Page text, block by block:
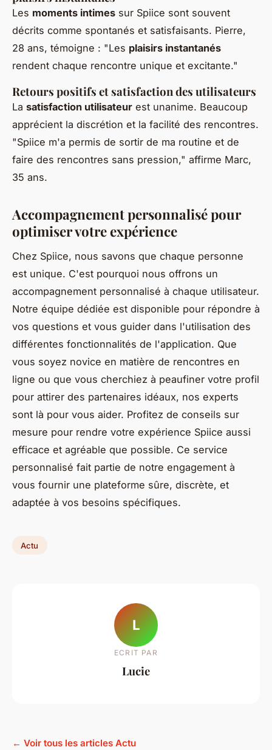
Les moments intimes sur Spiice sont souvent
décrits comme spontanés et satisfaisants. Pierre,
28 ans, témoigne : "Les plaisirs instantanés
rendent chaque rencontre unique et excitante."
Retours positifs et satisfaction des utilisateurs
La satisfaction utilisateur est unanime. Beaucoup
apprécient la discrétion et la facilité des rencontres.
"Spiice m'a permis de sortir de ma routine et de
faire des rencontres sans pression," affirme Marc,
35 ans.
Accompagnement personnalisé pour
optimiser votre expérience
Chez Spiice, nous savons que chaque personne
est unique. C'est pourquoi nous offrons un
accompagnement personnalisé à chaque utilisateur.
Notre équipe dédiée est disponible pour répondre à
vos questions et vous guider dans l'utilisation des
différentes fonctionnalités de l'application. Que
vous soyez novice en matière de rencontres en
ligne ou que vous cherchiez à peaufiner votre profil
pour attirer des partenaires idéaux, nos experts
sont là pour vous aider. Profitez de conseils sur
mesure pour rendre votre expérience Spiice aussi
efficace et agréable que possible. Ce service
personnalisé fait partie de notre engagement à
vous fournir une plateforme sûre, discrète, et
adaptée à vos besoins spécifiques.
Actu
L
ECRIT PAR
Lucie
← Voir tous les articles Actu